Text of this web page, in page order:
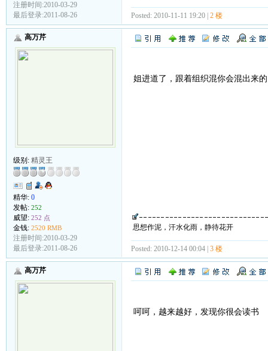
注册时间:2010-03-29
最后登录:2011-08-26
Posted: 2010-11-11 19:20 | 2 楼
高万芹
级别: 精灵王
精华: 0
发帖: 252
威望: 252 点
金钱: 2520 RMB
注册时间:2010-03-29
最后登录:2011-08-26
姐进道了，跟着组织混你会混出来
思想作泥，汗水化雨，静待花开
Posted: 2010-12-14 00:04 | 3 楼
高万芹
呵呵，越来越好，发现你很会读书